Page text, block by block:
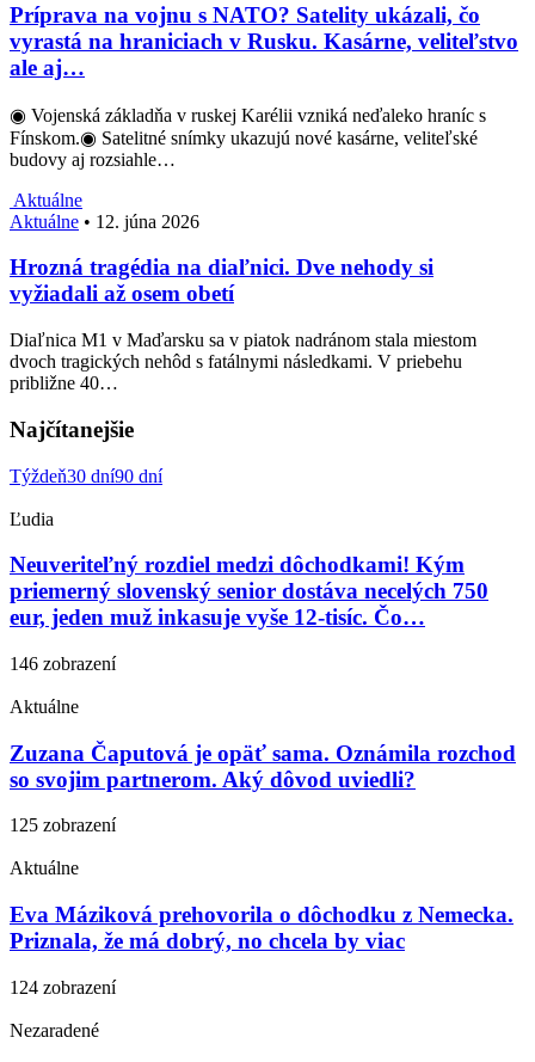
Príprava na vojnu s NATO? Satelity ukázali, čo
vyrastá na hraniciach v Rusku. Kasárne, veliteľstvo
ale aj…
◉ Vojenská základňa v ruskej Karélii vzniká neďaleko hraníc s
Fínskom.◉ Satelitné snímky ukazujú nové kasárne, veliteľské
budovy aj rozsiahle…
Aktuálne
Aktuálne • 12. júna 2026
Hrozná tragédia na diaľnici. Dve nehody si
vyžiadali až osem obetí
Diaľnica M1 v Maďarsku sa v piatok nadránom stala miestom
dvoch tragických nehôd s fatálnymi následkami. V priebehu
približne 40…
Najčítanejšie
Týždeň30 dní90 dní
Ľudia
Neuveriteľný rozdiel medzi dôchodkami! Kým
priemerný slovenský senior dostáva necelých 750
eur, jeden muž inkasuje vyše 12-tisíc. Čo…
146 zobrazení
Aktuálne
Zuzana Čaputová je opäť sama. Oznámila rozchod
so svojim partnerom. Aký dôvod uviedli?
125 zobrazení
Aktuálne
Eva Máziková prehovorila o dôchodku z Nemecka.
Priznala, že má dobrý, no chcela by viac
124 zobrazení
Nezaradené